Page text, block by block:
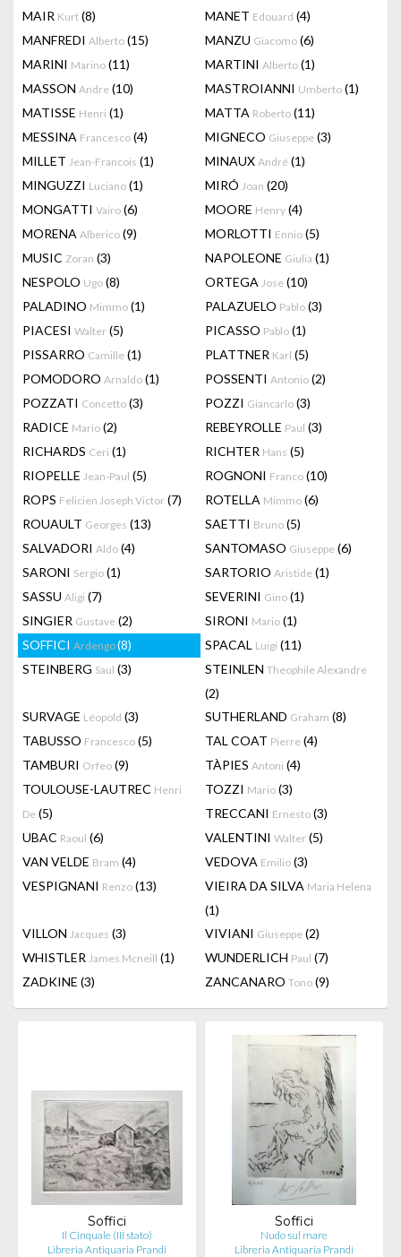
MAIR Kurt (8) MANET Edouard (4)
MANFREDI Alberto (15) MANZU Giacomo (6)
MARINI Marino (11) MARTINI Alberto (1)
MASSON Andre (10) MASTROIANNI Umberto (1)
MATISSE Henri (1) MATTA Roberto (11)
MESSINA Francesco (4) MIGNECO Giuseppe (3)
MILLET Jean-Francois (1) MINAUX André (1)
MINGUZZI Luciano (1) MIRÓ Joan (20)
MONGATTI Vairo (6) MOORE Henry (4)
MORENA Alberico (9) MORLOTTI Ennio (5)
MUSIC Zoran (3) NAPOLEONE Giulia (1)
NESPOLO Ugo (8) ORTEGA Jose (10)
PALADINO Mimmo (1) PALAZUELO Pablo (3)
PIACESI Walter (5) PICASSO Pablo (1)
PISSARRO Camille (1) PLATTNER Karl (5)
POMODORO Arnaldo (1) POSSENTI Antonio (2)
POZZATI Concetto (3) POZZI Giancarlo (3)
RADICE Mario (2) REBEYROLLE Paul (3)
RICHARDS Ceri (1) RICHTER Hans (5)
RIOPELLE Jean-Paul (5) ROGNONI Franco (10)
ROPS Felicien Joseph Victor (7) ROTELLA Mimmo (6)
ROUAULT Georges (13) SAETTI Bruno (5)
SALVADORI Aldo (4) SANTOMASO Giuseppe (6)
SARONI Sergio (1) SARTORIO Aristide (1)
SASSU Aligi (7) SEVERINI Gino (1)
SINGIER Gustave (2) SIRONI Mario (1)
SOFFICI Ardengo(8) SPACAL Luigi (11)
STEINBERG Saul (3) STEINLEN Theophile Alexandre
(2)
SURVAGE Léopold (3) SUTHERLAND Graham (8)
TABUSSO Francesco (5) TAL COAT Pierre (4)
TAMBURI Orfeo (9) TÀPIES Antoni (4)
TOULOUSE-LAUTREC Henri
De (5)
TOZZI Mario (3)
TRECCANI Ernesto (3)
UBAC Raoul (6) VALENTINI Walter (5)
VAN VELDE Bram (4) VEDOVA Emilio (3)
VESPIGNANI Renzo (13) VIEIRA DA SILVA Maria Helena
(1)
VILLON Jacques (3) VIVIANI Giuseppe (2)
WHISTLER James Mcneill (1) WUNDERLICH Paul (7)
ZADKINE (3) ZANCANARO Tono (9)
Soffici
Il Cinquale (III stato)
Libreria Antiquaria Prandi
Soffici
Nudo sul mare
Libreria Antiquaria Prandi